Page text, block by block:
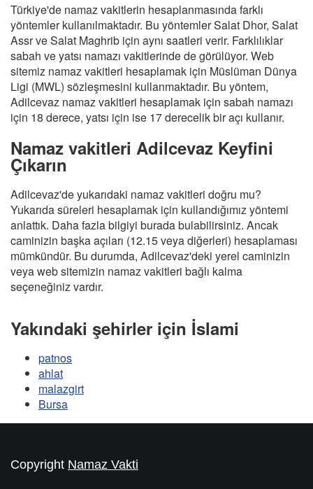
Türkiye'de namaz vakitlerin hesaplanmasında farklı
yöntemler kullanılmaktadır. Bu yöntemler Salat Dhor, Salat
Assr ve Salat Maghrib için aynı saatleri verir. Farklılıklar
sabah ve yatsı namazı vakitlerinde de görülüyor. Web
sitemiz namaz vakitleri hesaplamak için Müslüman Dünya
Ligi (MWL) sözleşmesini kullanmaktadır. Bu yöntem,
Adilcevaz namaz vakitleri hesaplamak için sabah namazı
için 18 derece, yatsı için ise 17 derecelik bir açı kullanır.
Namaz vakitleri Adilcevaz Keyfini
Çıkarın
Adilcevaz'de yukarıdaki namaz vakitleri doğru mu?
Yukarıda süreleri hesaplamak için kullandığımız yöntemi
anlattık. Daha fazla bilgiyi burada bulabilirsiniz. Ancak
caminizin başka açıları (12.15 veya diğerleri) hesaplaması
mümkündür. Bu durumda, Adilcevaz'deki yerel caminizin
veya web sitemizin namaz vakitleri bağlı kalma
seçeneğiniz vardır.
Yakındaki şehirler için İslami
patnos
ahlat
malazgirt
Bursa
Copyright Namaz Vakti